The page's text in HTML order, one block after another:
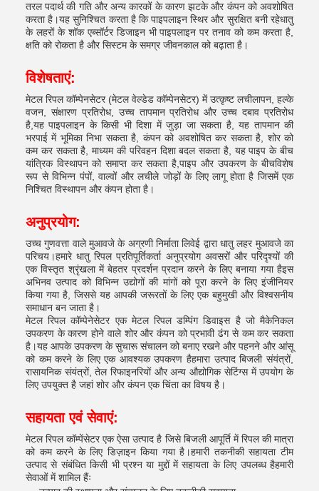
तरल पदार्थ की गति और अन्य कारकों के कारण झटके और कंपन को अवशोषित
करता है।यह सुनिश्चित करता है कि पाइपलाइन स्थिर और सुरक्षित बनी रहेधातु
के लहरों के शॉक एब्सॉर्टर डिजाइन भी पाइपलाइन पर तनाव को कम करता है,
क्षति को रोकता है और सिस्टम के समग्र जीवनकाल को बढ़ाता है।
विशेषताएं:
मेटल रिपल कॉम्पेनसेटर (मेटल वेल्डेड कॉम्पेनसेटर) में उत्कृष्ट लचीलापन, हल्के
वजन, संक्षारण प्रतिरोध, उच्च तापमान प्रतिरोध और उच्च दबाव प्रतिरोध
है,यह पाइपलाइन के किसी भी दिशा में जुड़ा जा सकता है, यह तापमान की
भरपाई में भूमिका निभा सकता है, कंपन को अवशोषित कर सकता है, शोर को
कम कर सकता है, माध्यम की परिवहन दिशा बदल सकता है, यह पाइप के बीच
यांत्रिक विस्थापन को समाप्त कर सकता है,पाइप और उपकरण के बीचविशेष
रूप से विभिन्न पंपों, वाल्वों और लचीले जोड़ों के लिए लागू होता है जिसमें एक
निश्चित विस्थापन और कंपन होता है।
अनुप्रयोग:
उच्च गुणवत्ता वाले मुआवजे के अग्रणी निर्माता लिवेई द्वारा धातु लहर मुआवजे का
परिचय।हमारे धातु रिपल प्रतिपूर्तिकर्ता अनुप्रयोग अवसरों और परिदृश्यों की
एक विस्तृत श्रृंखला में बेहतर प्रदर्शन प्रदान करने के लिए बनाया गया हैइस
अभिनव उत्पाद को विभिन्न उद्योगों की मांगों को पूरा करने के लिए इंजीनियर
किया गया है, जिससे यह आपकी जरूरतों के लिए एक बहुमुखी और विश्वसनीय
समाधान बन जाता है।
मेटल रिपल कॉम्पेनेसेटर एक मेटल रिपल डम्पिंग डिवाइस है जो मैकेनिकल
उपकरण के कारण होने वाले शोर और कंपन को प्रभावी ढंग से कम कर सकता
है।यह आपके उपकरण के सुचारू संचालन को बनाए रखने और पहनने और आंसू
को कम करने के लिए एक आवश्यक उपकरण हैहमारा उत्पाद बिजली संयंत्रों,
रासायनिक संयंत्रों, तेल रिफाइनरियों और अन्य औद्योगिक सेटिंग्स में उपयोग के
लिए उपयुक्त है जहां शोर और कंपन एक चिंता का विषय है।
सहायता एवं सेवाएं:
मेटल रिपल कॉम्पेंसेटर एक ऐसा उत्पाद है जिसे बिजली आपूर्ति में रिपल की मात्रा
को कम करने के लिए डिज़ाइन किया गया है।हमारी तकनीकी सहायता टीम
उत्पाद से संबंधित किसी भी प्रश्न या मुद्दों में सहायता के लिए उपलब्ध हैहमारी
सेवाओं में शामिल हैंः